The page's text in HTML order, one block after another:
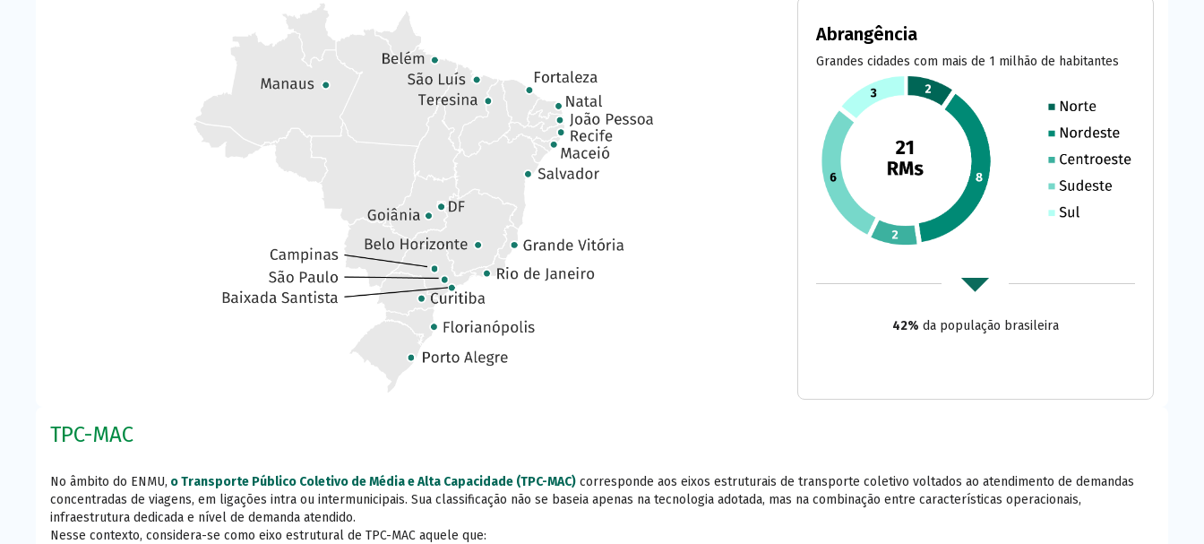
Abrangência
Grandes cidades com mais de 1 milhão de habitantes
arrow_drop_down
42% da população brasileira
TPC-MAC
No âmbito do ENMU, o Transporte Público Coletivo de Média e Alta Capacidade (TPC-MAC) corresponde aos eixos estruturais de transporte coletivo voltados ao atendimento de demandas
concentradas de viagens, em ligações intra ou intermunicipais. Sua classificação não se baseia apenas na tecnologia adotada, mas na combinação entre características operacionais,
infraestrutura dedicada e nível de demanda atendido.
Nesse contexto, considera-se como eixo estrutural de TPC-MAC aquele que: